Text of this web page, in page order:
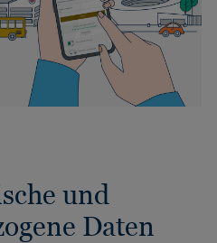
und
Daten